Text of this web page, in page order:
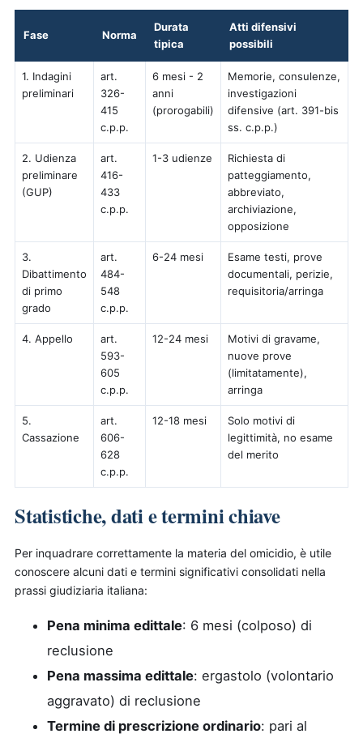
Fase Norma
Durata
tipica
Atti difensivi
possibili
1. Indagini
preliminari
art.
326-
415
c.p.p.
6 mesi - 2
anni
(prorogabili)
Memorie, consulenze,
investigazioni
difensive (art. 391-bis
ss. c.p.p.)
2. Udienza
preliminare
(GUP)
art.
416-
433
c.p.p.
1-3 udienze
Richiesta di
patteggiamento,
abbreviato,
archiviazione,
opposizione
3.
Dibattimento
di primo
grado
art.
484-
548
c.p.p.
6-24 mesi
Esame testi, prove
documentali, perizie,
requisitoria/arringa
4. Appello
art.
593-
605
c.p.p.
12-24 mesi
Motivi di gravame,
nuove prove
(limitatamente),
arringa
5.
Cassazione
art.
606-
628
c.p.p.
12-18 mesi
Solo motivi di
legittimità, no esame
del merito
Statistiche, dati e termini chiave
Per inquadrare correttamente la materia del omicidio, è utile
conoscere alcuni dati e termini significativi consolidati nella
prassi giudiziaria italiana:
Pena minima edittale: 6 mesi (colposo) di
reclusione
Pena massima edittale: ergastolo (volontario
aggravato) di reclusione
Termine di prescrizione ordinario: pari al